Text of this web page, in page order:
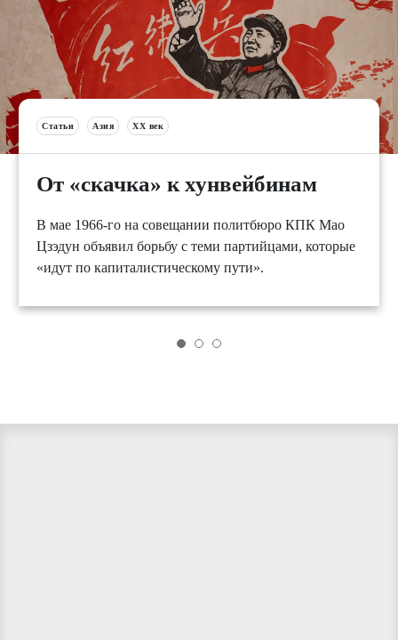
Статьи Азия XX век
От «скачка» к хунвейбинам
В мае 1966-го на совещании политбюро КПК Мао
Цзэдун объявил борьбу с теми партийцами, которые
«идут по капиталистическому пути».